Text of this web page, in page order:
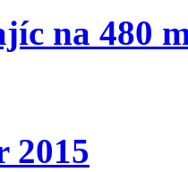
na 480
2015